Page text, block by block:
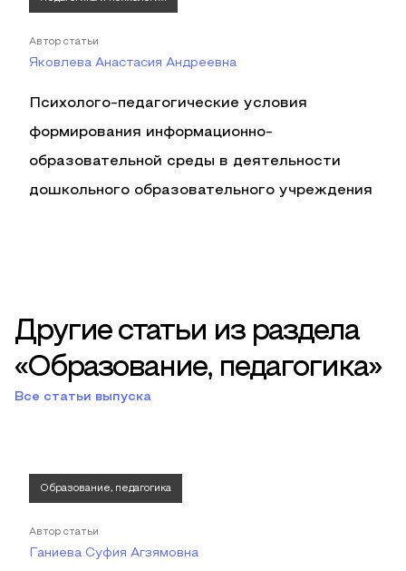
Автор статьи
Яковлева Анастасия Андреевна
Психолого-педагогические условия
формирования информационно-
образовательной среды в деятельности
дошкольного образовательного учреждения
Другие статьи из раздела
«Образование, педагогика»
Все статьи выпуска
Образование, педагогика
Автор статьи
Ганиева Суфия Агзямовна